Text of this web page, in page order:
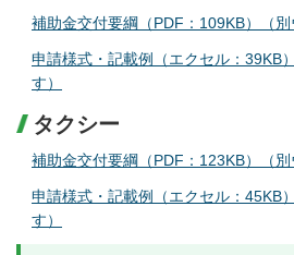
補助金交付要綱（PDF：109KB）（別
申請様式・記載例（エクセル：39KB
す）
タクシー
補助金交付要綱（PDF：123KB）（別
申請様式・記載例（エクセル：45KB
す）